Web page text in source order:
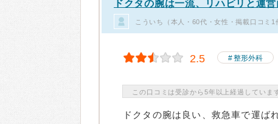
ドクタの腕は一流、リハビリと運
こういち（本人・60代・女性・掲載口コミ1
2.5 整形外科
この口コミは受診から5年以上経過していま
ドクタの腕は良い、救急車で運ば